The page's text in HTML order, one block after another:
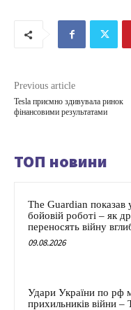
Previous article
Tesla приємно здивувала ринок
фінансовими результатами
ТОП новини
The Guardian показав
бойовій роботі – як
переносять війну
09.08.2026
Удари України по рф
прихильників війни –